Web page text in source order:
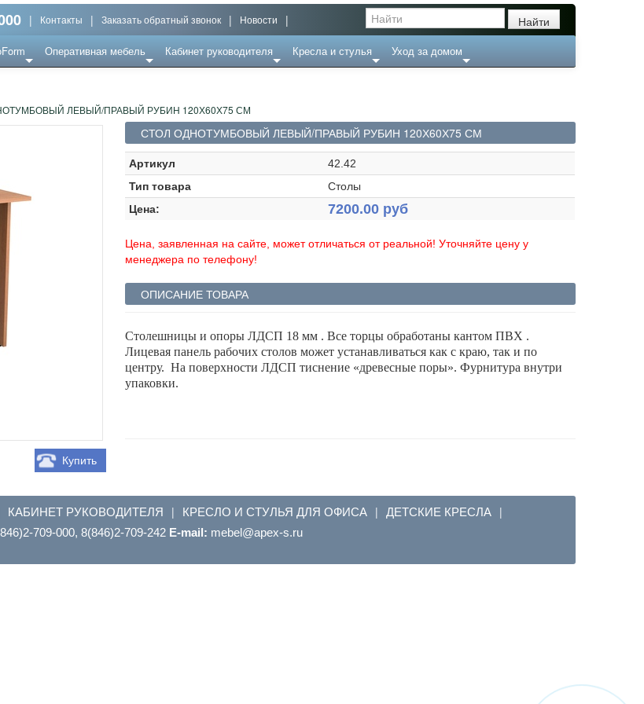
| Контакты | Заказать обратный звонок | Новости |
Оперативная мебель Кабинет руководителя Кресла и стулья Уход за домом
ЛЕВЫЙ/ПРАВЫЙ РУБИН 120Х60Х75 СМ
Купить
СТОЛ ОДНОТУМБОВЫЙ ЛЕВЫЙ/ПРАВЫЙ РУБИН 120Х60Х75 СМ
Артикул
42.42
Тип товара
Столы
Цена:
7200.00 руб
Цена, заявленная на сайте, может отличаться от реальной! Уточняйте цену у
менеджера по телефону!
ОПИСАНИЕ ТОВАРА
Столешницы и опоры ЛДСП 18 мм . Все торцы обработаны кантом ПВХ .
Лицевая панель рабочих столов может устанавливаться как с краю, так и по
центру. На поверхности ЛДСП тиснение «древесные поры». Фурнитура внутри
упаковки.
КАБИНЕТ РУКОВОДИТЕЛЯ | КРЕСЛО И СТУЛЬЯ ДЛЯ ОФИСА | ДЕТСКИЕ КРЕСЛА |
709-000, 8(846)2-709-242 E-mail: ur.s-xepa@lebem